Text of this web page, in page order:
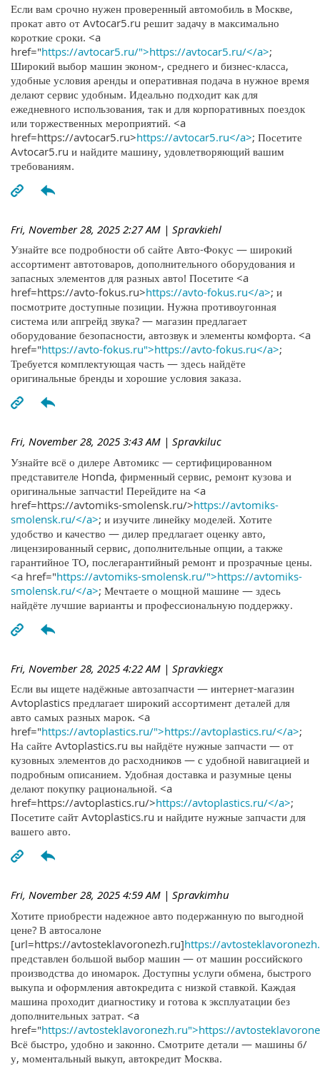
Если вам срочно нужен проверенный автомобиль в Москве,
прокат авто от Avtocar5.ru решит задачу в максимально
короткие сроки. <a
href="https://avtocar5.ru/">https://avtocar5.ru/</a>;
Широкий выбор машин эконом-, среднего и бизнес-класса,
удобные условия аренды и оперативная подача в нужное время
делают сервис удобным. Идеально подходит как для
ежедневного использования, так и для корпоративных поездок
или торжественных мероприятий. <a
href=https://avtocar5.ru>https://avtocar5.ru</a>; Посетите
Avtocar5.ru и найдите машину, удовлетворяющий вашим
требованиям.
Fri, November 28, 2025 2:27 AM | Spravkiehl
Узнайте все подробности об сайте Авто-Фокус — широкий
ассортимент автотоваров, дополнительного оборудования и
запасных элементов для разных авто! Посетите <a
href=https://avto-fokus.ru>https://avto-fokus.ru</a>; и
посмотрите доступные позиции. Нужна противоугонная
система или апгрейд звука? — магазин предлагает
оборудование безопасности, автозвук и элементы комфорта. <a
href="https://avto-fokus.ru">https://avto-fokus.ru</a>;
Требуется комплектующая часть — здесь найдёте
оригинальные бренды и хорошие условия заказа.
Fri, November 28, 2025 3:43 AM | Spravkiluc
Узнайте всё о дилере Автомикс — сертифицированном
представителе Honda, фирменный сервис, ремонт кузова и
оригинальные запчасти! Перейдите на <a
href=https://avtomiks-smolensk.ru/>https://avtomiks-
smolensk.ru/</a>; и изучите линейку моделей. Хотите
удобство и качество — дилер предлагает оценку авто,
лицензированный сервис, дополнительные опции, а также
гарантийное ТО, послегарантийный ремонт и прозрачные цены.
<a href="https://avtomiks-smolensk.ru/">https://avtomiks-
smolensk.ru/</a>; Мечтаете о мощной машине — здесь
найдёте лучшие варианты и профессиональную поддержку.
Fri, November 28, 2025 4:22 AM | Spravkiegx
Если вы ищете надёжные автозапчасти — интернет-магазин
Avtoplastics предлагает широкий ассортимент деталей для
авто самых разных марок. <a
href="https://avtoplastics.ru/">https://avtoplastics.ru/</a>;
На сайте Avtoplastics.ru вы найдёте нужные запчасти — от
кузовных элементов до расходников — с удобной навигацией и
подробным описанием. Удобная доставка и разумные цены
делают покупку рациональной. <a
href=https://avtoplastics.ru/>https://avtoplastics.ru/</a>;
Посетите сайт Avtoplastics.ru и найдите нужные запчасти для
вашего авто.
Fri, November 28, 2025 4:59 AM | Spravkimhu
Хотите приобрести надежное авто подержанную по выгодной
цене? В автосалоне
[url=https://avtosteklavoronezh.ru]https://
представлен большой выбор машин — от машин российского
производства до иномарок. Доступны услуги обмена, быстрого
выкупа и оформления автокредита с низкой ставкой. Каждая
машина проходит диагностику и готова к эксплуатации без
дополнительных затрат. <a
href="https://avtosteklavoronezh.ru">https://
Всё быстро, удобно и законно. Смотрите детали — машины б/
у, моментальный выкуп, автокредит Москва.